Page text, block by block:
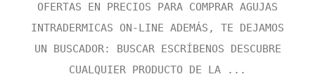
OFERTAS EN PRECIOS PARA COMPRAR AGUJAS
INTRADERMICAS ON-LINE ADEMÁS, TE DEJAMOS
UN BUSCADOR: BUSCAR ESCRÍBENOS DESCUBRE
CUALQUIER PRODUCTO DE LA ...